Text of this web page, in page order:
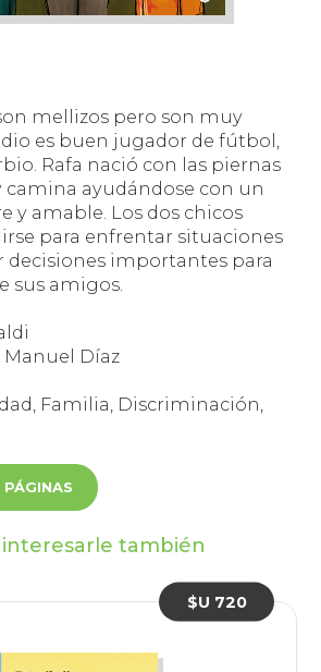
mellizos pero son muy
es buen jugador de fútbol,
Rafa nació con las piernas
camina ayudándose con un
y amable. Los dos chicos
para enfrentar situaciones
decisiones importantes para
sus amigos.
Manuel Díaz
Familia, Discriminación,
interesarle también
$U 720